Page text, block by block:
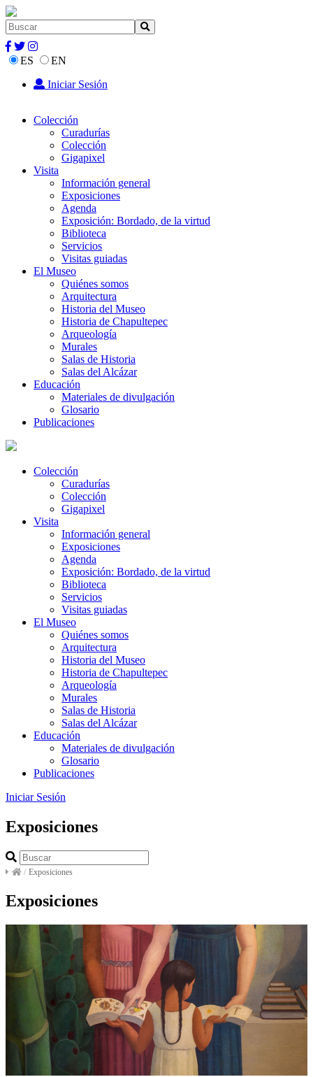
ES
EN
Iniciar Sesión
Colección
Curadurías
Colección
Gigapixel
Visita
Información general
Exposiciones
Agenda
Exposición: Bordado, de la virtud
Biblioteca
Servicios
Visitas guiadas
El Museo
Quiénes somos
Arquitectura
Historia del Museo
Historia de Chapultepec
Arqueología
Murales
Salas de Historia
Salas del Alcázar
Educación
Materiales de divulgación
Glosario
Publicaciones
Colección
Curadurías
Colección
Gigapixel
Visita
Información general
Exposiciones
Agenda
Exposición: Bordado, de la virtud
Biblioteca
Servicios
Visitas guiadas
El Museo
Quiénes somos
Arquitectura
Historia del Museo
Historia de Chapultepec
Arqueología
Murales
Salas de Historia
Salas del Alcázar
Educación
Materiales de divulgación
Glosario
Publicaciones
Iniciar Sesión
Exposiciones
/ Exposiciones
Exposiciones